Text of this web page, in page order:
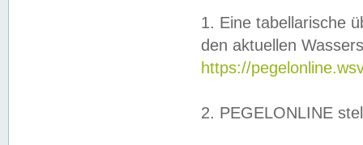
1. Eine tabellarische
den aktuellen
https://
2. PEGELONLINE